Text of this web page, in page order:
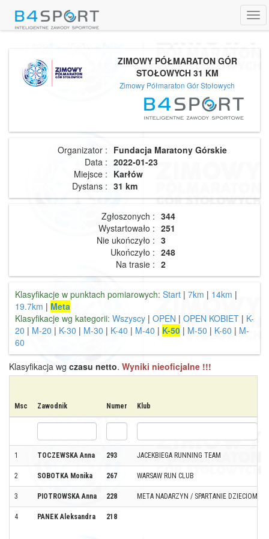
ZIMOWY PÓŁMARATON GÓR
STOŁOWYCH 31 KM
Zimowy Półmaraton Gór Stołowych
Organizator : Fundacja Maratony Górskie
Data : 2022-01-23
Miejsce : Karłów
Dystans : 31 km
Zgłoszonych : 344
Wystartowało : 251
Nie ukończyło : 3
Ukończyło : 248
Na trasie : 2
Klasyfikacje w punktach pomiarowych: Start | 7km | 14km |
19.7km | Meta
Klasyfikacje wg kategorii: Wszyscy | OPEN | OPEN KOBIET | K-
20 | M-20 | K-30 | M-30 | K-40 | M-40 | K-50 | M-50 | K-60 | M-
60
Klasyfikacja wg czasu netto. Wyniki nieoficjalne !!!
Msc Zawodnik Numer Klub
1 TOCZEWSKA Anna 293 JACEKBIEGA RUNNING TEAM
2 SOBOTKA Monika 267 WARSAW RUN CLUB
3 PIOTROWSKA Anna 228 META NADARZYN / SPARTANIE DZIECIOM
4 PANEK Aleksandra 218